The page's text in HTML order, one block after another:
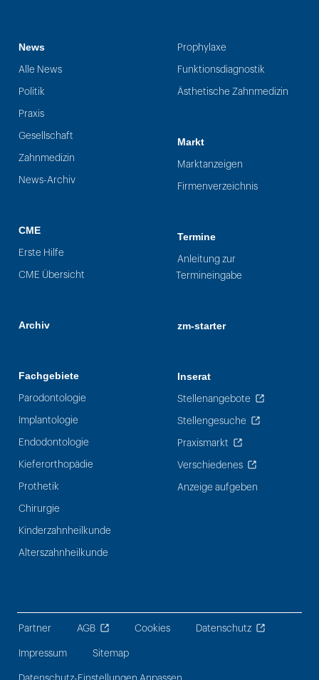
News
Alle News
Politik
Praxis
Gesellschaft
Zahnmedizin
News-Archiv
CME
Erste Hilfe
CME Übersicht
Archiv
Fachgebiete
Parodontologie
Implantologie
Endodontologie
Kieferorthopädie
Prothetik
Chirurgie
Kinderzahnheilkunde
Alterszahnheilkunde
Prophylaxe
Funktionsdiagnostik
Ästhetische Zahnmedizin
Markt
Marktanzeigen
Firmenverzeichnis
Termine
Anleitung zur
Termineingabe
zm-starter
Inserat
Stellenangebote
Stellengesuche
Praxismarkt
Verschiedenes
Anzeige aufgeben
Partner AGB Cookies Datenschutz
Impressum Sitemap